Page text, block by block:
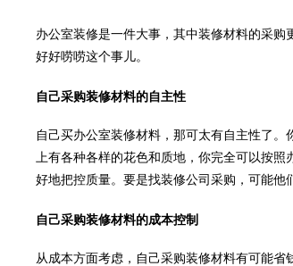
办公室装修是一件大事，其中装修材料的采
好好唠唠这个事儿。
自己采购装修材料的自主性
自己买办公室装修材料，那可太有自主性了
上有各种各样的花色和质地，你完全可以按
好地把控质量。要是找装修公司采购，可能他
自己采购装修材料的成本控制
从成本方面考虑，自己采购装修材料有可能